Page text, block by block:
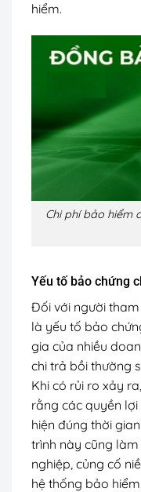
hiểm.
Chi phí bảo hiểm
Yếu tố bảo chứng
Đối với người
là yếu tố bảo
gia của nhiều
chi trả bồi thường
Khi có rủi ro xảy
rằng các quyền
hiện đúng thời
trình này cũng
nghiệp, củng cố
hệ thống bảo hiểm.